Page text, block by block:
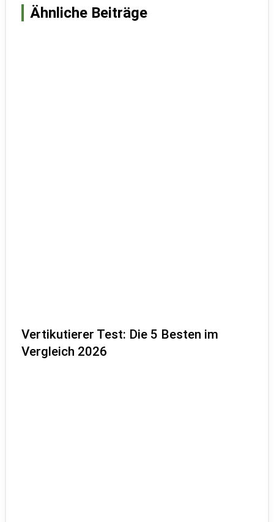
Ähnliche Beiträge
Vertikutierer Test: Die 5 Besten im
Vergleich 2026